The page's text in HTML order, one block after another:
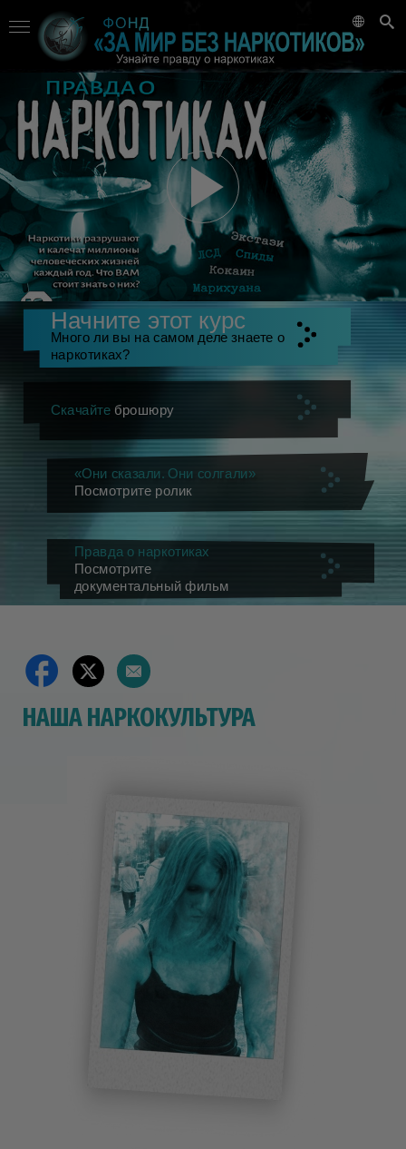
Начните этот курс
Много ли вы на самом деле знаете о
наркотиках?
Скачайте брошюру
«Они сказали. Они солгали»
Посмотрите ролик
Правда о наркотиках
Посмотрите
документальный фильм
НАША НАРКОКУЛЬТУРА